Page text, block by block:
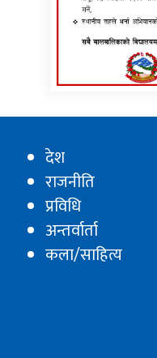
देश
राजनीति
प्रविधि
अन्तर्वार्ता
कला/साहित्य